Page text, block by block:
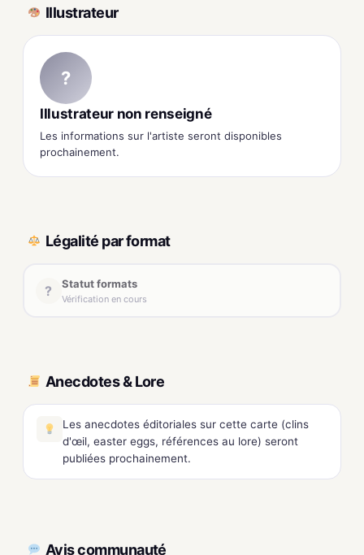
Illustrateur
?
Illustrateur non renseigné
Les informations sur l'artiste seront disponibles
prochainement.
Légalité par format
? Statut formats
Vérification en cours
Anecdotes & Lore
Les anecdotes éditoriales sur cette carte (clins
d'œil, easter eggs, références au lore) seront
publiées prochainement.
Avis communauté